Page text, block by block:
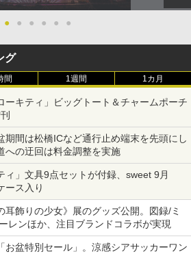
● ● ● ● ● ●
グ
間 1週間 1カ月
ーキティ」ビッグトート＆チャームポーチ
期間は松橋ICなど通行止め端末を先頭にし
への迂回は料金調整を実施
ィ」文具9点セットが付録、sweet 9月
ース入り
耳飾りの少女》展のグッズ公開。図録/ミ
レンほか、注目ブランドコラボが実現
お盆特別セール」。涼感シアサッカーワン